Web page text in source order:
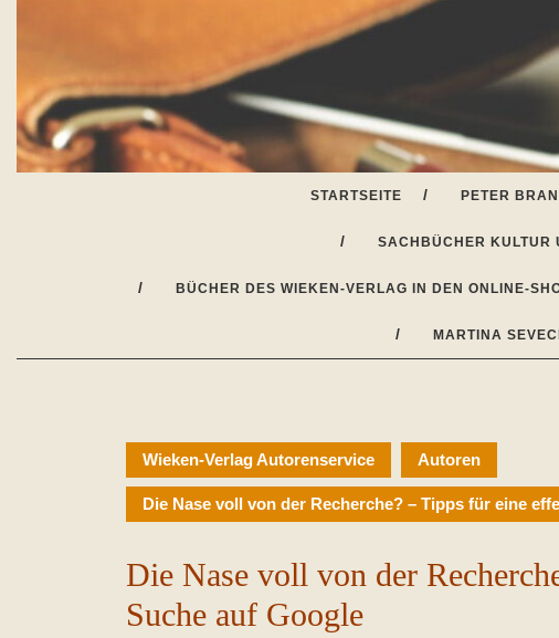
STARTSEITE PETER
SACHBÜCHER KULTUR
BÜCHER DES WIEKEN-VERLAG IN DEN ONLINE-
MARTINA
Wieken-Verlag Autorenservice Autoren
Die Nase voll von der Recherche? – Tipps für eine
Die Nase voll von der
Suche auf Google